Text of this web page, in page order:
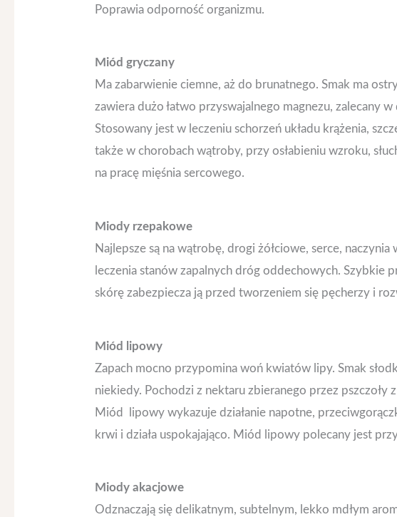
Poprawia odporność organizmu.
Miód gryczany
Ma zabarwienie ciemne, aż do brunatnego. Smak ma
zawiera dużo łatwo przyswajalnego magnezu, zalecany
Stosowany jest w leczeniu schorzeń układu krążenia,
także w chorobach wątroby, przy osłabieniu wzroku,
na pracę mięśnia sercowego.
Miody rzepakowe
Najlepsze są na wątrobę, drogi żółciowe, serce,
leczenia stanów zapalnych dróg oddechowych. Szybkie
skórę zabezpiecza ją przed tworzeniem się pęcherzy i
Miód lipowy
Zapach mocno przypomina woń kwiatów lipy. Smak
niekiedy. Pochodzi z nektaru zbieranego przez pszczoły
Miód lipowy wykazuje działanie napotne,
krwi i działa uspokajająco. Miód lipowy polecany jest
Miody akacjowe
Odznaczają się delikatnym, subtelnym, lekko mdłym